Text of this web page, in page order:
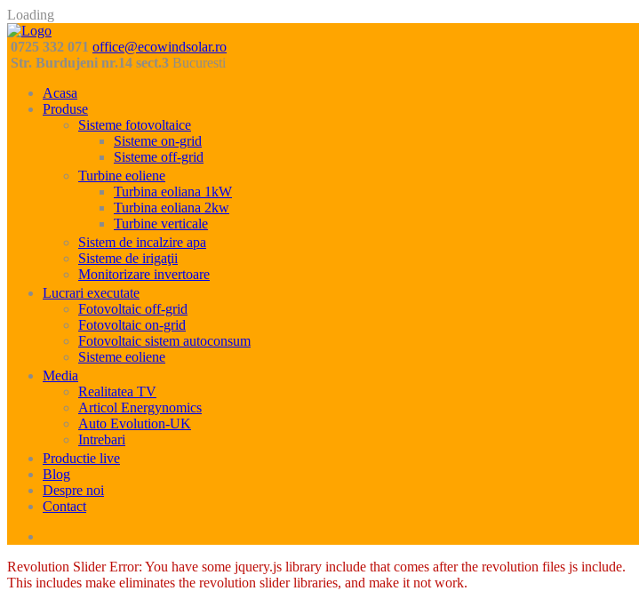
Loading
0725 332 071 office@ecowindsolar.ro
Str. Burdujeni nr.14 sect.3 Bucuresti
Acasa
Produse
Sisteme fotovoltaice
Sisteme on-grid
Sisteme off-grid
Turbine eoliene
Turbina eoliana 1kW
Turbina eoliana 2kw
Turbine verticale
Sistem de incalzire apa
Sisteme de irigaţii
Monitorizare invertoare
Lucrari executate
Fotovoltaic off-grid
Fotovoltaic on-grid
Fotovoltaic sistem autoconsum
Sisteme eoliene
Media
Realitatea TV
Articol Energynomics
Auto Evolution-UK
Intrebari
Productie live
Blog
Despre noi
Contact
Revolution Slider Error: You have some jquery.js library include that comes after the revolution files js include.
This includes make eliminates the revolution slider libraries, and make it not work.